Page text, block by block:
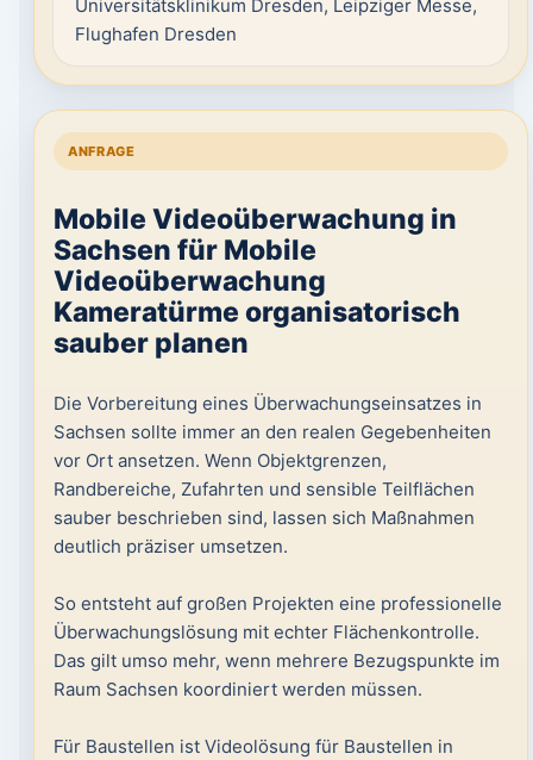
Universitätsklinikum Dresden, Leipziger Messe,
Flughafen Dresden
ANFRAGE
Mobile Videoüberwachung in
Sachsen für Mobile
Videoüberwachung
Kameratürme organisatorisch
sauber planen
Die Vorbereitung eines Überwachungseinsatzes in
Sachsen sollte immer an den realen Gegebenheiten
vor Ort ansetzen. Wenn Objektgrenzen,
Randbereiche, Zufahrten und sensible Teilflächen
sauber beschrieben sind, lassen sich Maßnahmen
deutlich präziser umsetzen.
So entsteht auf großen Projekten eine professionelle
Überwachungslösung mit echter Flächenkontrolle.
Das gilt umso mehr, wenn mehrere Bezugspunkte im
Raum Sachsen koordiniert werden müssen.
Für Baustellen ist Videolösung für Baustellen in